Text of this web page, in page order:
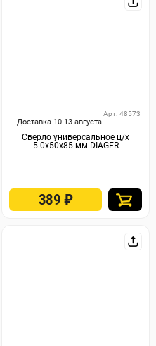
Доставка 10-13 августа
Арт. 48573
Сверло универсальное ц/х
5.0х50х85 мм DIAGER
389 ₽